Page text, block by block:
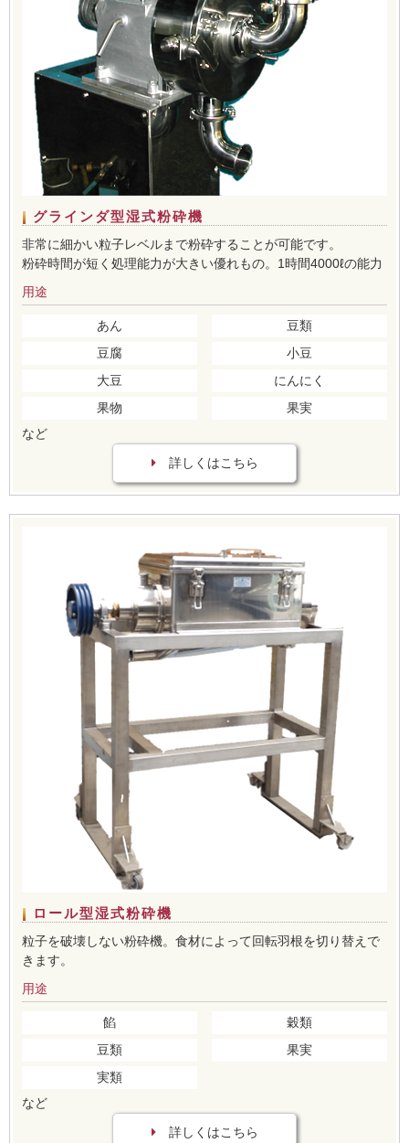
グラインダ型湿式粉砕機
非常に細かい粒子レベルまで粉砕することが可能です。
粉砕時間が短く処理能力が大きい優れもの。1時間4000ℓの能力
用途
あん
豆類
豆腐
小豆
大豆
にんにく
果物
果実
など
詳しくはこちら
ロール型湿式粉砕機
粒子を破壊しない粉砕機。食材によって回転羽根を切り替えで
きます。
用途
餡
穀類
豆類
果実
実類
など
詳しくはこちら